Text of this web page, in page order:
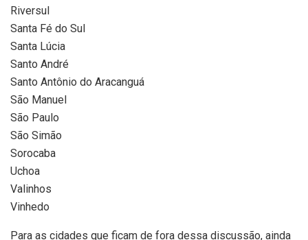
Riversul
Santa Fé do Sul
Santa Lúcia
Santo André
Santo Antônio do Aracanguá
São Manuel
São Paulo
São Simão
Sorocaba
Uchoa
Valinhos
Vinhedo
Para as cidades que ficam de fora dessa discussão, ainda